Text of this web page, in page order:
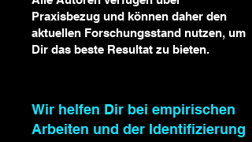
Praxisbezug und können daher den
aktuellen Forschungsstand nutzen, um
Dir das beste Resultat zu bieten.
Wir helfen Dir bei empirischen
Arbeiten und der Identifizierung